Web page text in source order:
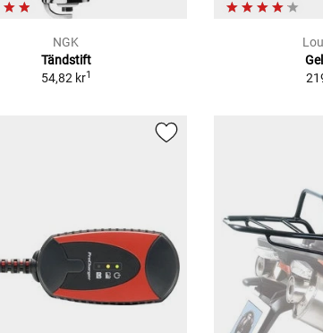
NGK
Tändstift
54,82 kr1